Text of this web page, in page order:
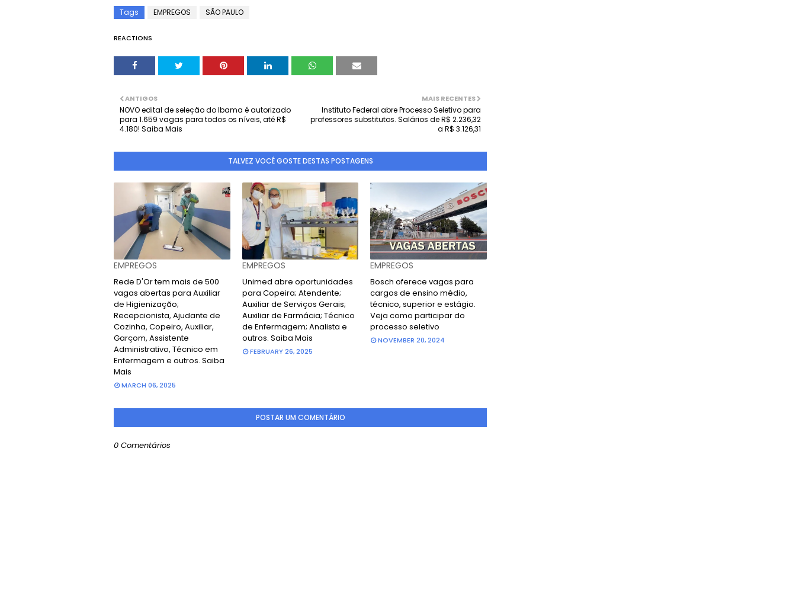
Tags EMPREGOS SÃO PAULO
REACTIONS
MAIS RECENTES
Instituto Federal abre Processo Seletivo para
professores substitutos. Salários de R$ 2.236,32
a R$ 3.126,31
ANTIGOS
NOVO edital de seleção do Ibama é autorizado
para 1.659 vagas para todos os níveis, até R$
4.180! Saiba Mais
TALVEZ VOCÊ GOSTE DESTAS POSTAGENS
EMPREGOS
Rede D'Or tem mais de 500
vagas abertas para Auxiliar
de Higienização;
Recepcionista, Ajudante de
Cozinha, Copeiro, Auxiliar,
Garçom, Assistente
Administrativo, Técnico em
Enfermagem e outros. Saiba
Mais
MARCH 06, 2025
EMPREGOS
Unimed abre oportunidades
para Copeira; Atendente;
Auxiliar de Serviços Gerais;
Auxiliar de Farmácia; Técnico
de Enfermagem; Analista e
outros. Saiba Mais
FEBRUARY 26, 2025
EMPREGOS
Bosch oferece vagas para
cargos de ensino médio,
técnico, superior e estágio.
Veja como participar do
processo seletivo
NOVEMBER 20, 2024
POSTAR UM COMENTÁRIO
0 Comentários